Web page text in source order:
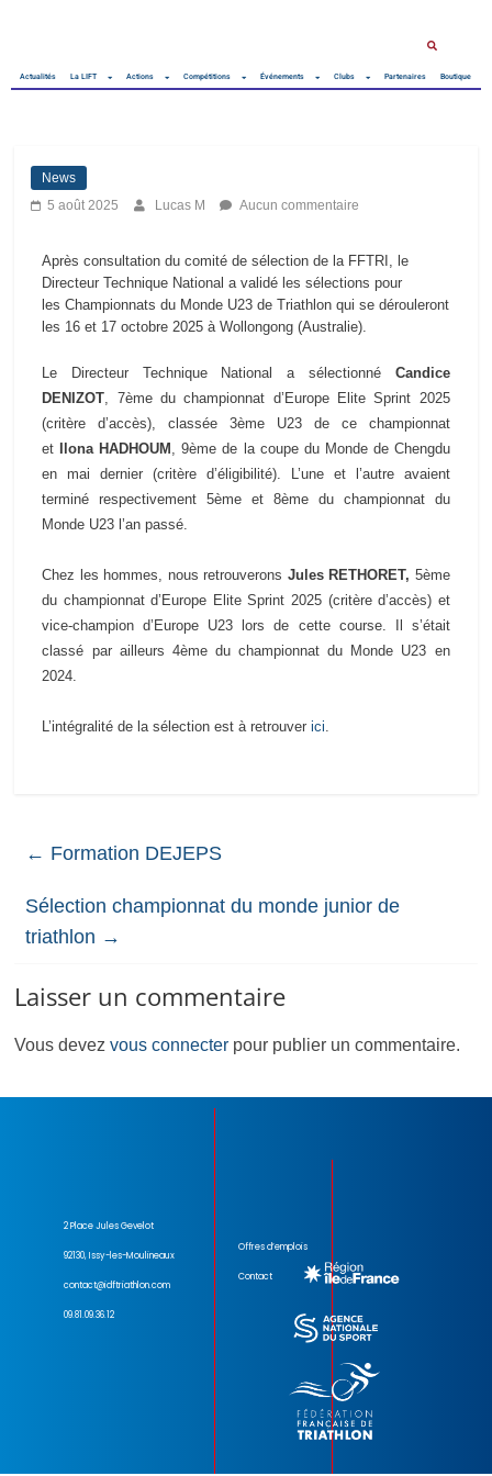
Actualités La LIFT Actions Compétitions Événements Clubs Partenaires Boutique
News
5 août 2025
Lucas M Aucun commentaire
Après consultation du comité de sélection de la FFTRI, le
Directeur Technique National a validé les sélections pour
lesChampionnats du Monde U23 de Triathlonqui se dérouleront
les 16 et 17 octobre 2025 à Wollongong (Australie).
Le Directeur Technique National a sélectionné Candice
DENIZOT, 7ème du championnat d’Europe Elite Sprint 2025
(critère d’accès), classée 3ème U23 de ce championnat
et
Ilona HADHOUM , 9ème de la coupe du Monde de Chengdu
en mai dernier (critère d’éligibilité). L’une et l’autre avaient
terminé respectivement 5ème et 8ème du championnat du
Monde U23 l’an passé.
Chez les hommes, nous retrouverons Jules RETHORET, 5ème
du championnat d’Europe Elite Sprint 2025 (critère d’accès) et
vice-champion d’Europe U23 lors de cette course. Il s’était
classé par ailleurs 4ème du championnat du Monde U23 en
2024.
L’intégralité de la sélection est à retrouverici.
← Formation DEJEPS
Sélection championnat du monde junior de
triathlon →
Laisser un commentaire
Vous devezvous connecter pour publier un commentaire.
2 Place Jules Gevelot
92130, Issy-les-Moulineaux
contact@idftriathlon.com
09.81.09.36.12
Offres d’emplois
Contact